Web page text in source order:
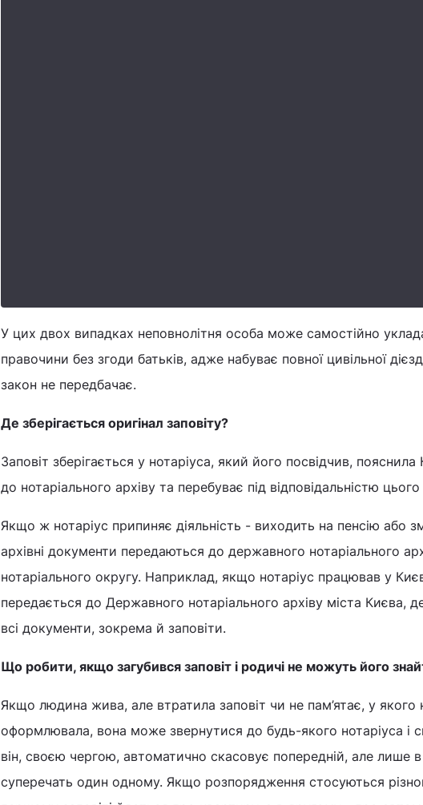
У цих двох випадках неповнолітня особа може самостійно
правочини без згоди батьків, адже набуває повної цивільної
закон не передбачає.
Де зберігається оригінал заповіту?
Заповіт зберігається у нотаріуса, який його посвідчив, пояснила
до нотаріального архіву та перебуває під відповідальністю цього
Якщо ж нотаріус припиняє діяльність - виходить на пенсію або
архівні документи передаються до державного нотаріального
нотаріального округу. Наприклад, якщо нотаріус працював у
передається до Державного нотаріального архіву міста Києва,
всі документи, зокрема й заповіти.
Що робити, якщо загубився заповіт і родичі не можуть його
Якщо людина жива, але втратила заповіт чи не пам’ятає, у якого
оформлювала, вона може звернутися до будь-якого нотаріуса і
він, своєю чергою, автоматично скасовує попередній, але лише в
суперечать один одному. Якщо розпорядження стосуються